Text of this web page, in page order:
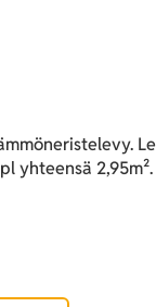
yhteensä 2,95m².